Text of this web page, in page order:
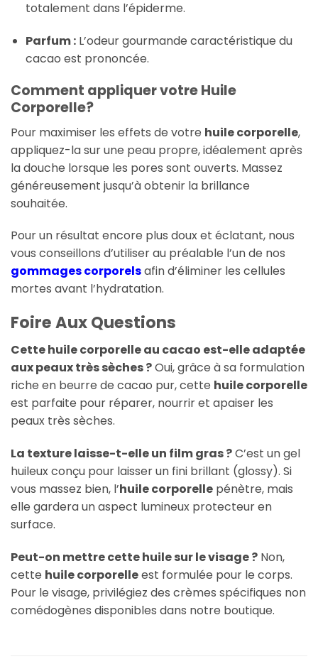
totalement dans l’épiderme.
Parfum :L’odeur gourmande caractéristique du
cacao est prononcée.
Comment appliquer votre Huile
Corporelle?
Pour maximiser les effets de votre huile corporelle,
appliquez-la sur une peau propre, idéalement après
la douche lorsque les pores sont ouverts. Massez
généreusement jusqu’à obtenir la brillance
souhaitée.
Pour un résultat encore plus doux et éclatant, nous
vous conseillons d’utiliser au préalable l’un de nos
gommages corporelsafin d’éliminer les cellules
mortes avant l’hydratation.
Foire Aux Questions
Cette huile corporelle au cacao est-elle adaptée
aux peaux très sèches ?Oui, grâce à sa formulation
riche en beurre de cacao pur, cette huile corporelle
est parfaite pour réparer, nourrir et apaiser les
peaux très sèches.
La texture laisse-t-elle un film gras ?C’est un gel
huileux conçu pour laisser un fini brillant (glossy). Si
vous massez bien, l’huile corporelle pénètre, mais
elle gardera un aspect lumineux protecteur en
surface.
Peut-on mettre cette huile sur le visage ? Non,
cette huile corporelleest formulée pour le corps.
Pour le visage, privilégiez des crèmes spécifiques non
comédogènes disponibles dans notre boutique.